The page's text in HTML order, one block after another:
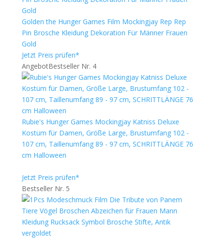
Golden the Hunger Games Film Mockingjay Rep Rep
Pin Brosche Kleidung Dekoration Für Männer Frauen
Gold
Jetzt Preis prüfen*
AngebotBestseller Nr. 4
Rubie's Hunger Games Mockingjay Katniss Deluxe
Kostüm für Damen, Größe Large, Brustumfang 102 -
107 cm, Taillenumfang 89 - 97 cm, SCHRITTLÄNGE 76
cm Halloween
Jetzt Preis prüfen*
Bestseller Nr. 5